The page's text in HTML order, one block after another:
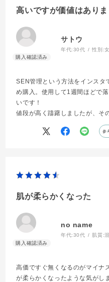
高いですが価値はあり
サトウ
年代:30代 性別:
SEN管理という方法をインスタ
め購入。使用して1週間ほどで
いです！
値段が高く躊躇しましたが、そ
参
肌が柔らかくなった
no name
年代:30代 肌質:
高価ですぐ無くなるのがマイナ
が柔らかくなったような気がし